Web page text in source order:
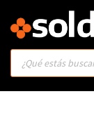
Products
search